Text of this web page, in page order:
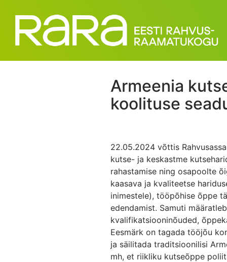
Armeenia
koolituse
22.05.2024 võttis
kutse- ja keskastme
rahastamise ning osapoolte
kaasava ja kvaliteetse
inimestele), tööpõhise õppe
edendamist. Samuti
kvalifikatsiooninõuded,
Eesmärk on tagada tööjõu
ja säilitada traditsioonilisi
mh, et riikliku kutseõppe